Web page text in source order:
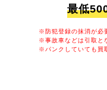
最低
※防犯登録の抹消が必
※事故車などは引取と
※パンクしていても買